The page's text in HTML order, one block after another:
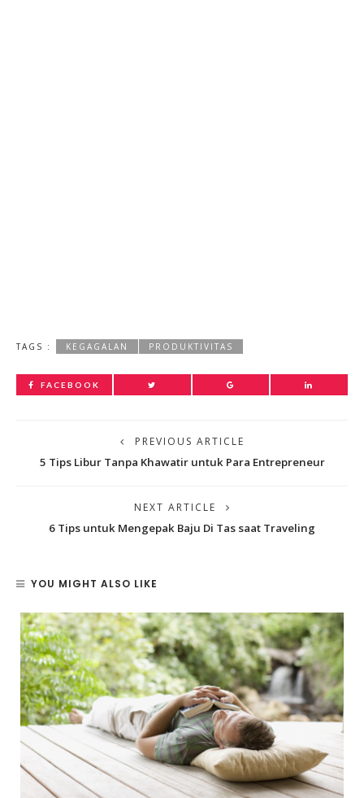
TAGS : KEGAGALAN PRODUKTIVITAS
FACEBOOK
PREVIOUS ARTICLE
5 Tips Libur Tanpa Khawatir untuk Para Entrepreneur
NEXT ARTICLE
6 Tips untuk Mengepak Baju Di Tas saat Traveling
YOU MIGHT ALSO LIKE